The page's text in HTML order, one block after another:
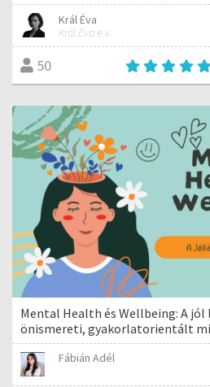
Král Éva
Král Éva e.v.
50
Mental Health és Wellbeing: A
önismereti, gyakorlatorientált
Fábián Adél